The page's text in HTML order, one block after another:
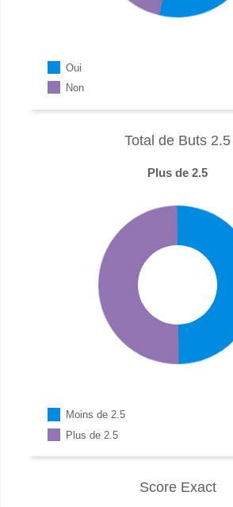
Oui
Non
Total de Buts 2.5
Plus de 2.5
Moins de 2.5
Plus de 2.5
Score Exact